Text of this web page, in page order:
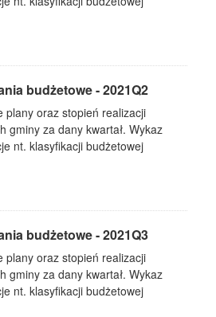
budżetowe - 2021Q2
plany oraz stopień realizacji
gminy za dany kwartał. Wykaz
nt. klasyfikacji budżetowej
budżetowe - 2021Q3
plany oraz stopień realizacji
gminy za dany kwartał. Wykaz
nt. klasyfikacji budżetowej